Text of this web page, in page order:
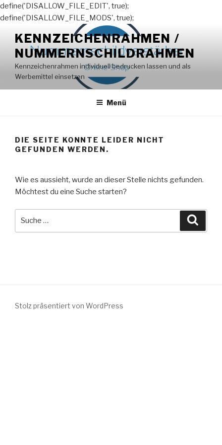
define('DISALLOW_FILE_EDIT', true);
define('DISALLOW_FILE_MODS', true);
Inhalt
springen
KENNZEICHENRAHMEN /
NUMMERNSCHILDRAHMEN
Kennzeichenrahmen individuell bedrucken lassen und als
Werbemittel einsetzen
Menü
DIE SEITE KONNTE LEIDER NICHT
GEFUNDEN WERDEN.
Wie es aussieht, wurde an dieser Stelle nichts gefunden.
Möchtest du eine Suche starten?
Stolz präsentiert von WordPress